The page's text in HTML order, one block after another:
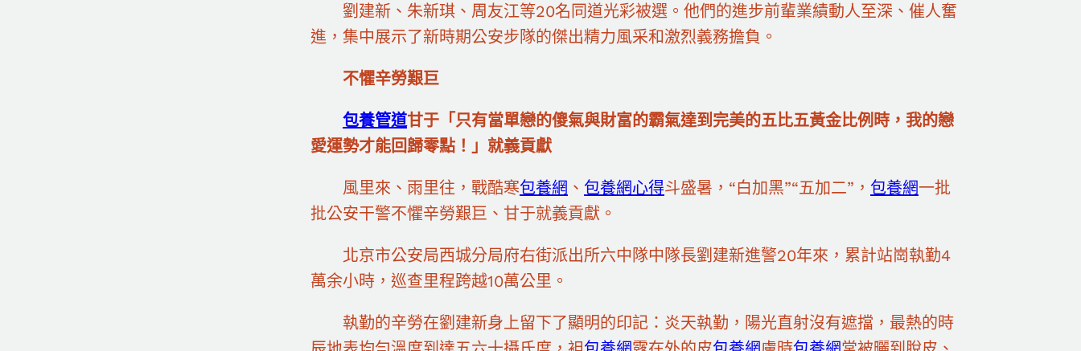
劉建新、朱新琪、周友江等20名同道光彩被選。他們的進步前輩業績動人至深、催人奮
進，集中展示了新時期公安步隊的傑出精力風采和激烈義務擔負。
不懼辛勞艱巨
包養管道甘于「只有當單戀的傻氣與財富的霸氣達到完美的五比五黃金比例時，我的戀
愛運勢才能回歸零點！」就義貢獻
風里來、雨里往，戰酷寒包養網 、 包養網心得斗盛暑，“白加黑”“五加二”， 包養網一批
批公安干警不懼辛勞艱巨、甘于就義貢獻。
北京市公安局西城分局府右街派出所六中隊中隊長劉建新進警20年來，累計站崗執勤4
萬余小時，巡查里程跨越10萬公里。
執勤的辛勞在劉建新身上留下了顯明的印記：炎天執勤，陽光直射沒有遮擋，最熱的時